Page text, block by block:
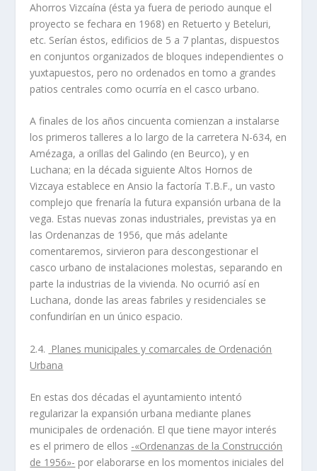
Ahorros Vizcaí­na (ésta ya fuera de periodo aunque el
proyecto se fechara en 1968) en Retuerto y Beteluri,
etc. Serí­an éstos, edificios de 5 a 7 plantas, dispuestos
en conjuntos organizados de bloques independientes o
yuxtapuestos, pero no ordenados en tomo a grandes
patios centrales como ocurrí­a en el casco urbano.
A finales de los años cincuenta comienzan a instalarse
los primeros talleres a lo largo de la carretera N-634, en
Amézaga, a orillas del Galindo (en Beurco), y en
Luchana; en la década siguiente Altos Hornos de
Vizcaya establece en Ansio la factorí­a T.B.F., un vasto
complejo que frenarí­a la futura expansión urbana de la
vega. Estas nuevas zonas industriales, previstas ya en
las Ordenanzas de 1956, que más adelante
comentaremos, sirvieron para descongestionar el
casco urbano de instalaciones molestas, separando en
parte la industrias de la vivienda. No ocurrió así­ en
Luchana, donde las areas fabriles y residenciales se
confundirí­an en un único espacio.
2.4. Planes municipales y comarcales de Ordenación
Urbana
En estas dos décadas el ayuntamiento intentó
regularizar la expansión urbana mediante planes
municipales de ordenación. El que tiene mayor interés
es el primero de ellos -«Ordenanzas de la Construcción
de 1956»- por elaborarse en los momentos iniciales del